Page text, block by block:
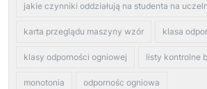
jakie czynniki oddziałują na studenta na
karta przeglądu maszyny wzór klasa
klasy odporności ogniowej listy kontrolne
monotonia odpornośc ogniowa